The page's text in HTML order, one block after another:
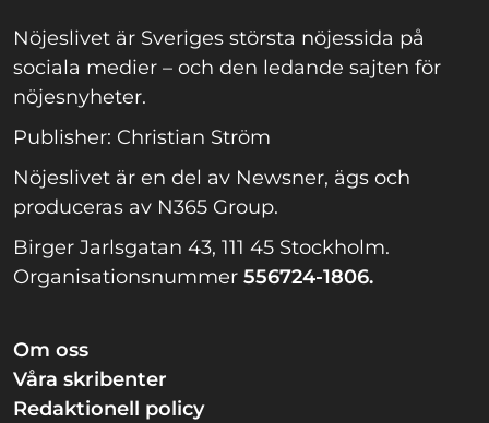
Nöjeslivet är Sveriges största nöjessida på
sociala medier – och den ledande sajten för
nöjesnyheter.
Publisher: Christian Ström
Nöjeslivet är en del av Newsner, ägs och
produceras av N365 Group.
Birger Jarlsgatan 43, 111 45 Stockholm.
Organisationsnummer 556724-1806.
Om oss
Våra skribenter
Redaktionell policy